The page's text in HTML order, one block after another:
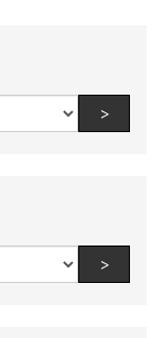
All
authors:
>Find
All
teams
>Find